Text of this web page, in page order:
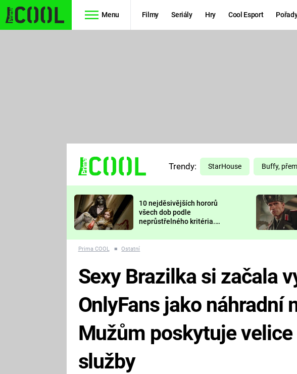
Menu Filmy Seriály Hry Cool Esport
TŘESKU
FUTURAMA
PREDÁTOR
Trendy: StarHouse Buffy,
10 nejděsivějších hororů
všech dob podle
neprůstřelného kritéria.
nejvíc zvednou tep?
Prima COOL ■ Ostatní
Sexy Brazilka si začala
OnlyFans jako náhradní
Mužům poskytuje
služby